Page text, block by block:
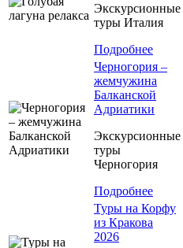
Экскурсионные
туры Италия
Подробнее
Черногория –
жемчужина
Балканской
Адриатики
Экскурсионные
туры
Черногория
Подробнее
Туры на Корфу
из Кракова
2026